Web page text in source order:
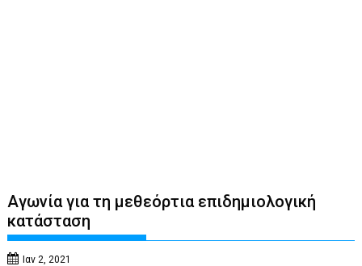
Αγωνία για τη μεθεόρτια επιδημιολογική
κατάσταση
Ιαν 2, 2021